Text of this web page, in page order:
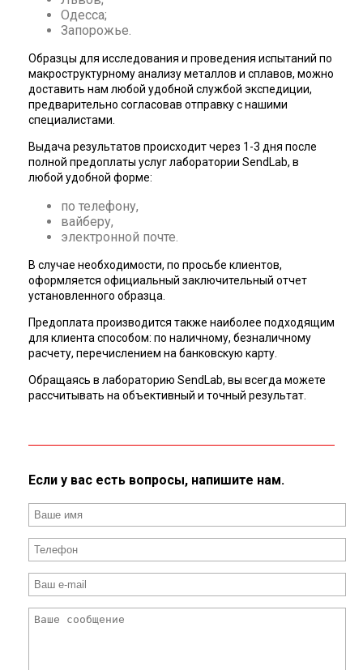
Одесса;
Запорожье.
Образцы для исследования и проведения испытаний по
макроструктурному анализу металлов и сплавов, можно
доставить нам любой удобной службой экспедиции,
предварительно согласовав отправку с нашими
специалистами.
Выдача результатов происходит через 1-3 дня после
полной предоплаты услуг лаборатории SendLab, в
любой удобной форме:
по телефону,
вайберу,
электронной почте.
В случае необходимости, по просьбе клиентов,
оформляется официальный заключительный отчет
установленного образца.
Предоплата производится также наиболее подходящим
для клиента способом: по наличному, безналичному
расчету, перечислением на банковскую карту.
Обращаясь в лабораторию SendLab, вы всегда можете
рассчитывать на объективный и точный результат.
Если у вас есть вопросы, напишите нам.